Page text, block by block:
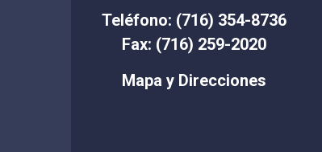
Teléfono: (716) 354-8736
Fax: (716) 259-2020
Mapa y Direcciones